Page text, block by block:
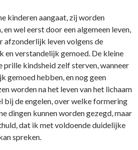
kinderen aangaat, zij worden
wel eerst door een algemeen leven,
afzonderlijk leven volgens de
en verstandelijk gemoed. De kleine
prille kindsheid zelf sterven, wanneer
gemoed hebben, en nog geen
worden na het leven van het lichaam
bij de engelen, over welke formering
dingen kunnen worden gezegd, maar
dat ik met voldoende duidelijke
spreken.